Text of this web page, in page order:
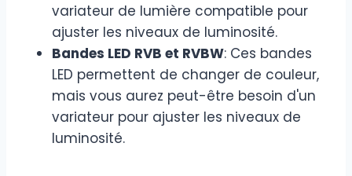
variateur de lumière compatible pour
ajuster les niveaux de luminosité.
Bandes LED RVB et RVBW: Ces bandes
LED permettent de changer de couleur,
mais vous aurez peut-être besoin d'un
variateur pour ajuster les niveaux de
luminosité.